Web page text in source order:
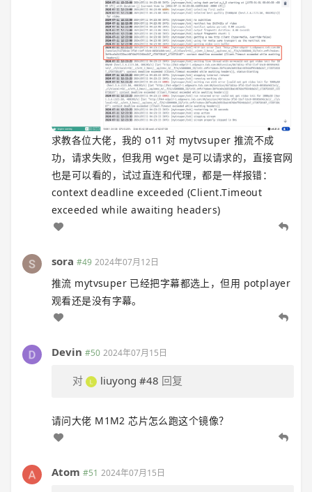
求教各位大佬，我的 o11 对 mytvsuper 推流不成
功，请求失败，但我用 wget 是可以请求的，直接官网
也是可以看的，试过直连和代理，都是一样报错：
context deadline exceeded (Client.Timeout
exceeded while awaiting headers)
sora #49 2024年07月12日
推流 mytvsuper 已经把字幕都选上，但用 potplayer
观看还是没有字幕。
Devin #50 2024年07月15日
对 liuyong #48 回复
请问大佬 M1M2 芯片怎么跑这个镜像？
Atom #51 2024年07月15日